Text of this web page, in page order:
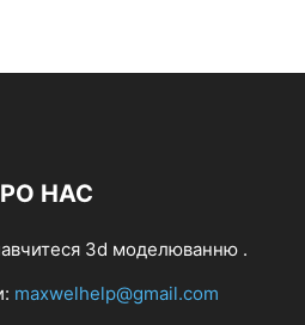
НАС
3d моделюванню .
maxwelhelp@gmail.com